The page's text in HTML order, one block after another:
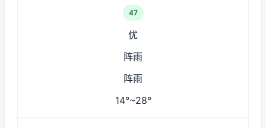
47
优
阵雨
阵雨
14°~28°